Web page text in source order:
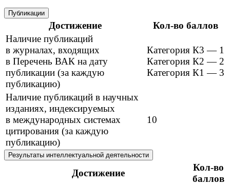
Публикации
Достижение
Кол-во баллов
Наличие публикаций
в журналах, входящих
в Перечень ВАК на дату
публикации (за каждую
публикацию)
Категория К3 — 1
Категория К2 — 2
Категория К1 — 3
Наличие публикаций в научных
изданиях, индексируемых
в международных системах
цитирования (за каждую
публикацию)
10
Результаты интеллектуальной деятельности
Достижение
Кол-во
баллов